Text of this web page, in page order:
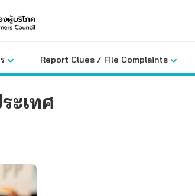
Report Clues / File Complaints
ะเทศ